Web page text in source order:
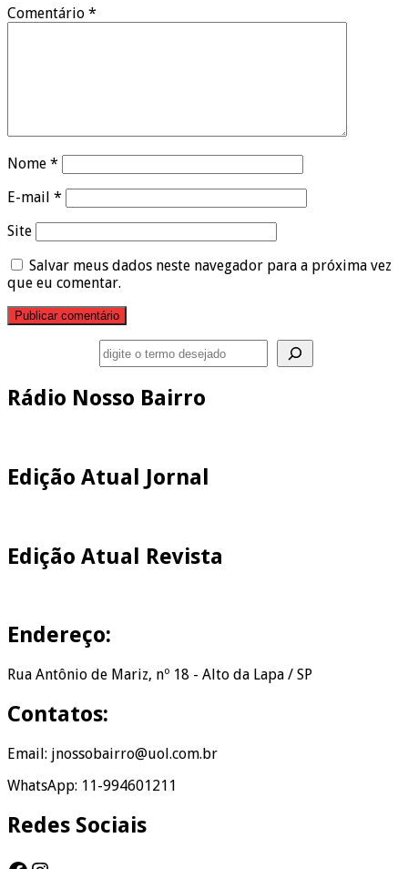
Comentário *
Nome *
E-mail *
Site
Salvar meus dados neste navegador para a próxima vez
que eu comentar.
Rádio Nosso Bairro
Edição Atual Jornal
Edição Atual Revista
Endereço:
Rua Antônio de Mariz, nº 18 - Alto da Lapa / SP
Contatos:
Email: jnossobairro@uol.com.br
WhatsApp: 11-994601211
Redes Sociais